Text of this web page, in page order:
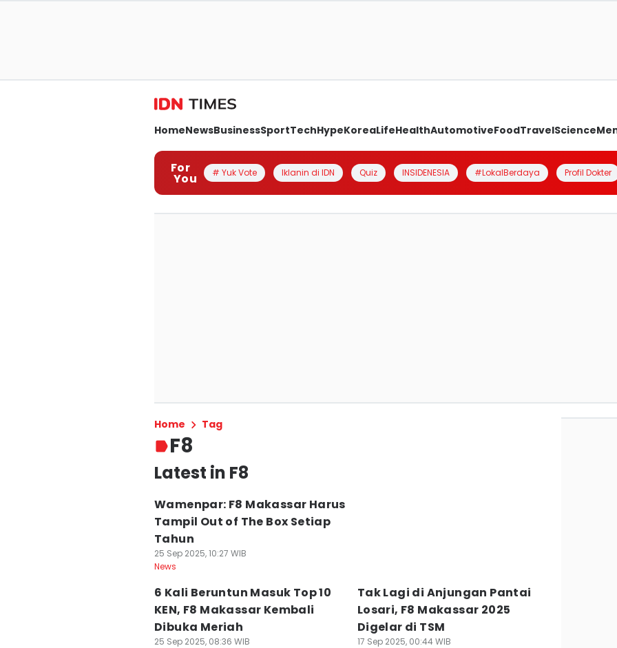
HomeNewsBusinessSportTechHypeKoreaLifeHealthAutomotiveFoodTravelScience
For
You # Yuk Vote Iklanin di IDN Quiz INSIDENESIA #LokalBerdaya Profil Dokter
Home Tag
F8
Latest in F8
Wamenpar: F8 Makassar Harus
Tampil Out of The Box Setiap
Tahun
25 Sep 2025, 10:27 WIB
News
6 Kali Beruntun Masuk Top 10
KEN, F8 Makassar Kembali
Dibuka Meriah
25 Sep 2025, 08:36 WIB
Tak Lagi di Anjungan Pantai
Losari, F8 Makassar 2025
Digelar di TSM
17 Sep 2025, 00:44 WIB